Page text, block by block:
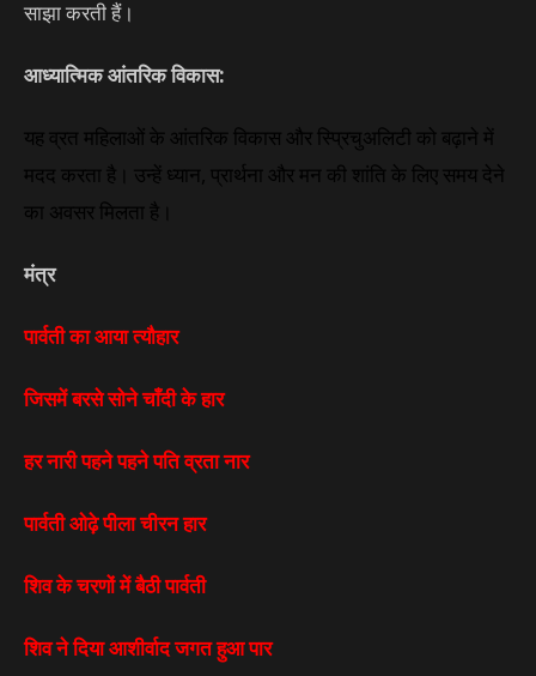
साझा करती हैं।
आध्यात्मिक आंतरिक विकास:
यह व्रत महिलाओं के आंतरिक विकास और स्प्रिचुअलिटी को बढ़ाने में
मदद करता है। उन्हें ध्यान, प्रार्थना और मन की शांति के लिए समय देने
का अवसर मिलता है।
मंत्र
पार्वती का आया त्यौहार
जिसमें बरसे सोने चाँदी के हार
हर नारी पहने पहने पति व्रता नार
पार्वती ओढ़े पीला चीरन हार
शिव के चरणों में बैठी पार्वती
शिव ने दिया आशीर्वाद जगत हुआ पार